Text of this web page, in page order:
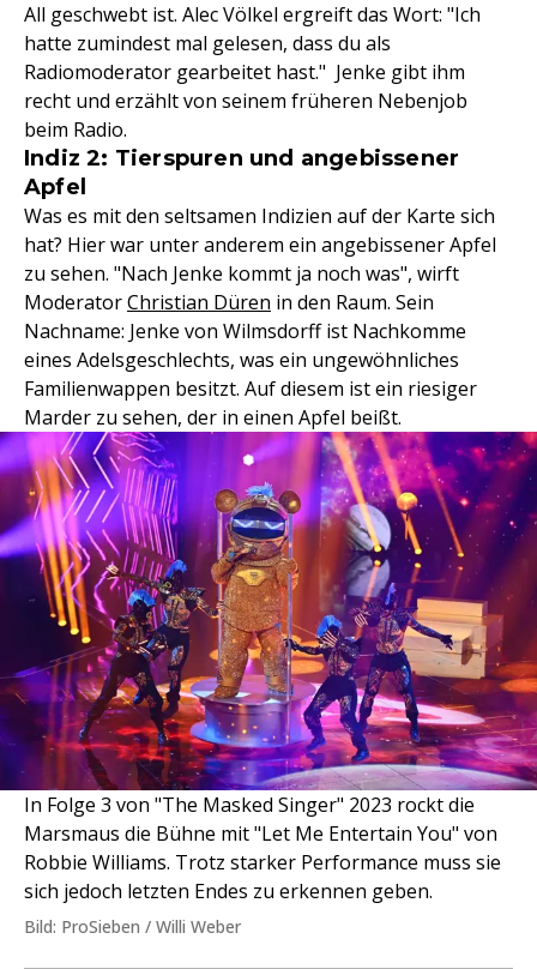
All geschwebt ist. Alec Völkel ergreift das Wort: "Ich
hatte zumindest mal gelesen, dass du als
Radiomoderator gearbeitet hast." Jenke gibt ihm
recht und erzählt von seinem früheren Nebenjob
beim Radio.
Indiz 2: Tierspuren und angebissener
Apfel
Was es mit den seltsamen Indizien auf der Karte sich
hat? Hier war unter anderem ein angebissener Apfel
zu sehen. "Nach Jenke kommt ja noch was", wirft
ModeratorChristian Düren in den Raum. Sein
Nachname: Jenke von Wilmsdorff ist Nachkomme
eines Adelsgeschlechts, was ein ungewöhnliches
Familienwappen besitzt. Auf diesem ist ein riesiger
Marder zu sehen, der in einen Apfel beißt.
In Folge 3 von "The Masked Singer" 2023 rockt die
Marsmaus die Bühne mit "Let Me Entertain You" von
Robbie Williams. Trotz starker Performance muss sie
sich jedoch letzten Endes zu erkennen geben.
Bild: ProSieben / Willi Weber